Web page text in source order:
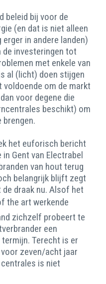
beleid bij voor de
(en dat is niet alleen
in andere landen)
de investeringen tot
met enkele van
al (licht) doen stijgen
om de markt
voor degene die
beschikt) om
brengen.
het euforisch bericht
Gent van Electrabel
van hout terug
belangrijk blijft zegt
de draak nu. Alsof het
the art werkende
zichzelf probeert te
een
Terecht is er
zeven/acht jaar
is niet